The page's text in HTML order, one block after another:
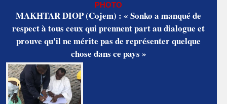
PHOTO
MAKHTAR DIOP (Cojem) : « Sonko a manqué de
respect à tous ceux qui prennent part au dialogue et
prouve qu'il ne mérite pas de représenter quelque
chose dans ce pays »